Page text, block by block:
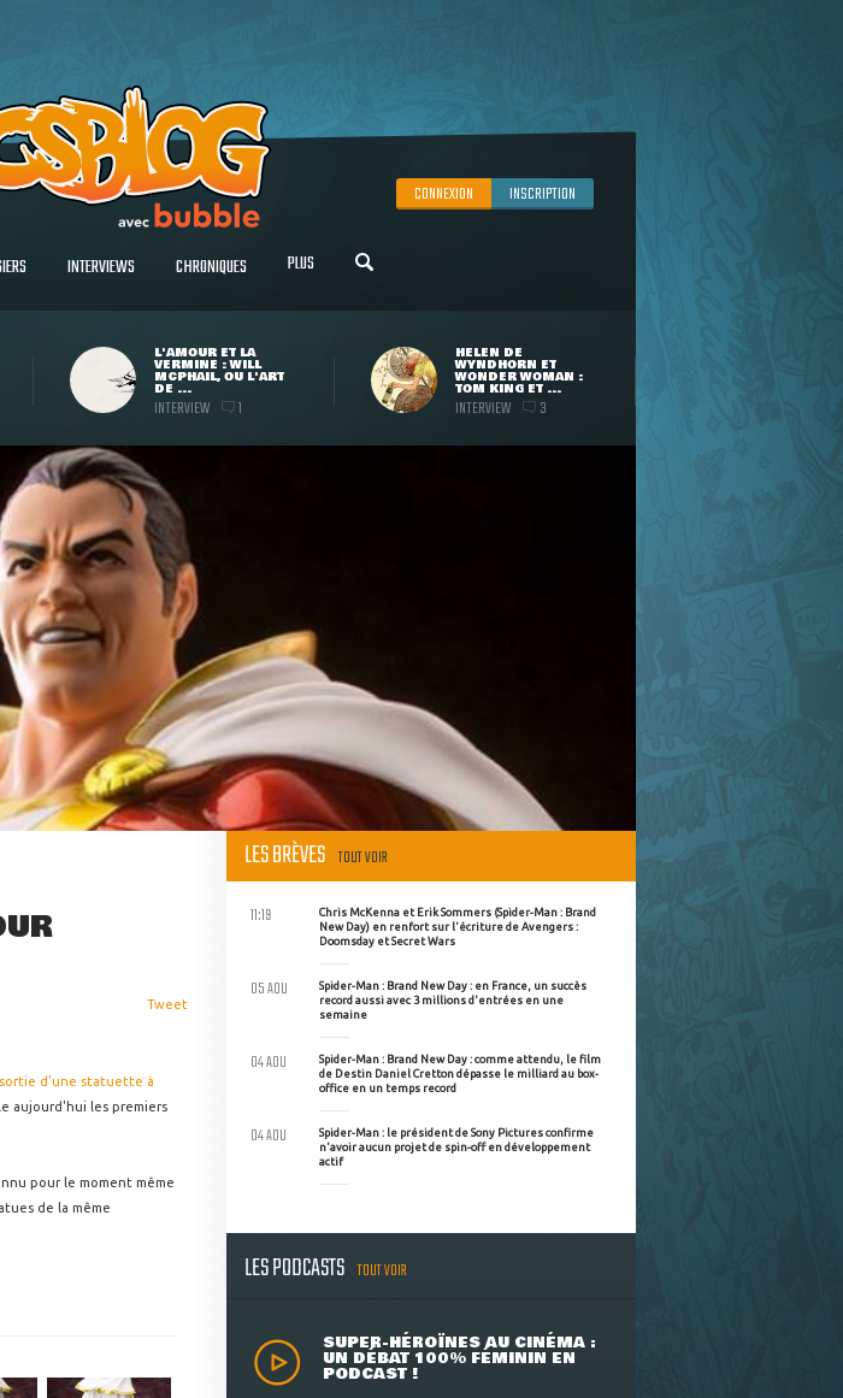
CONNEXION INSCRIPTION
INTERVIEWS CHRONIQUES PLUS
L'AMOUR ET LA
VERMINE : WILL
MCPHAIL, OU L'ART
DE ...
INTERVIEW 1
HELEN DE
WYNDHORN ET
WONDER WOMAN :
TOM KING ET ...
INTERVIEW 3
Tweet
d'une statuette à
aujourd'hui les premiers
pour le moment même
de la même
LES BRÈVES TOUT VOIR
Chris McKenna et Erik Sommers (Spider-Man : Brand
New Day) en renfort sur l'écriture de Avengers :
Doomsday et Secret Wars
11:19
Spider-Man : Brand New Day : en France, un succès
record aussi avec 3 millions d'entrées en une
semaine
05 AOU
Spider-Man : Brand New Day : comme attendu, le film
de Destin Daniel Cretton dépasse le milliard au box-
office en un temps record
04 AOU
Spider-Man : le président de Sony Pictures confirme
n'avoir aucun projet de spin-off en développement
actif
04 AOU
LES PODCASTS TOUT VOIR
SUPER-HÉROÏNES AU CINÉMA :
UN DÉBAT 100% FÉMININ EN
PODCAST !